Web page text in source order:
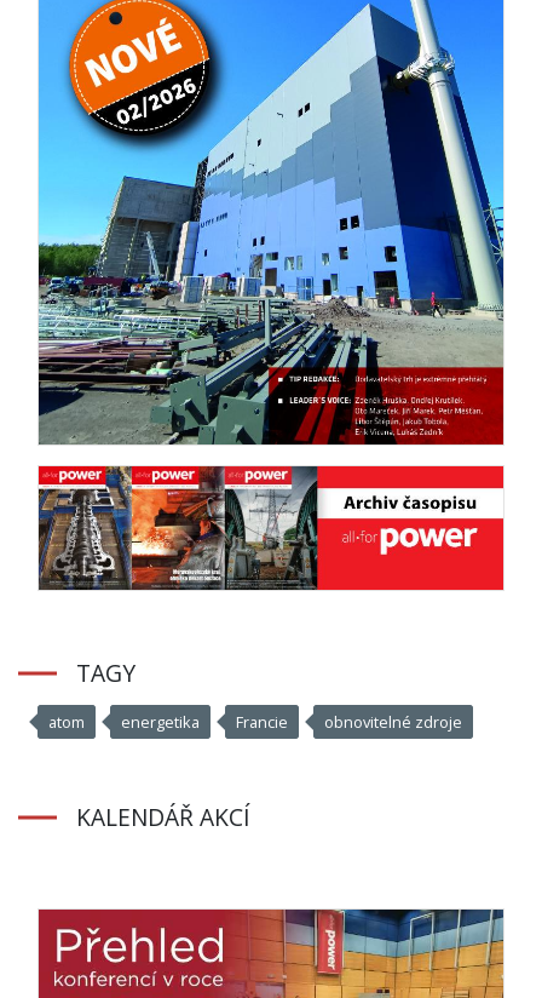
TAGY
atom energetika Francie obnovitelné zdroje
KALENDÁŘ AKCÍ